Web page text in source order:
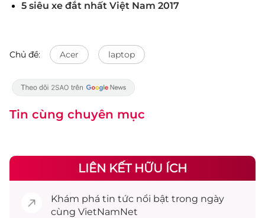
5 siêu xe đắt nhất Việt Nam 2017
Chủ đề: Acer laptop
Tin cùng chuyên mục
LIÊN KẾT HỮU ÍCH
Khám phá tin tức nổi bật trong ngày
cùng VietNamNet